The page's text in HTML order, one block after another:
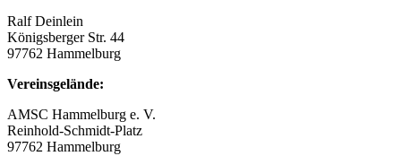
Ralf Deinlein
Königsberger Str. 44
97762 Hammelburg
Vereinsgelände:
AMSC Hammelburg e. V.
Reinhold-Schmidt-Platz
97762 Hammelburg